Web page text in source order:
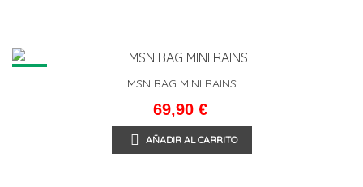
NEW
MSN BAG MINI RAINS
69,90 €
AÑADIR AL CARRITO